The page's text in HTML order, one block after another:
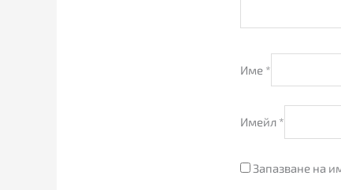
Име *
Имейл *
Запазване на